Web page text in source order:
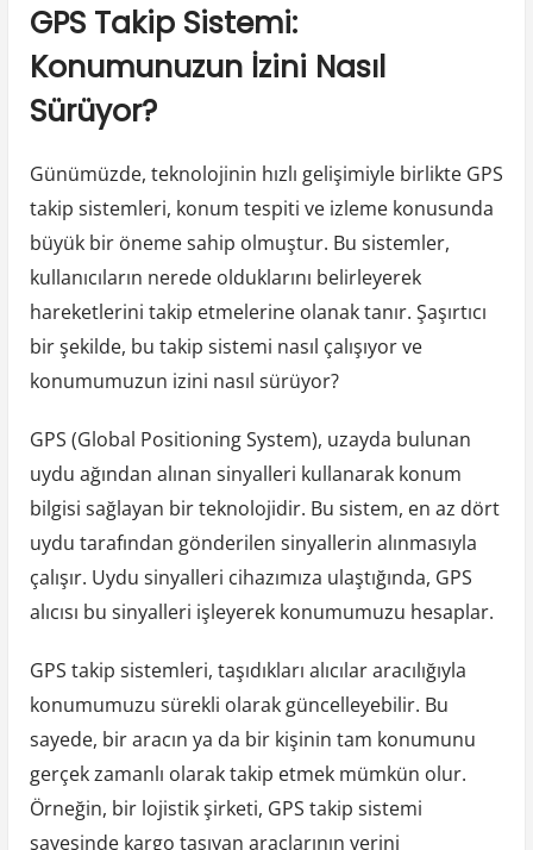
GPS Takip Sistemi:
Konumunuzun İzini Nasıl
Sürüyor?
Günümüzde, teknolojinin hızlı gelişimiyle birlikte GPS
takip sistemleri, konum tespiti ve izleme konusunda
büyük bir öneme sahip olmuştur. Bu sistemler,
kullanıcıların nerede olduklarını belirleyerek
hareketlerini takip etmelerine olanak tanır. Şaşırtıcı
bir şekilde, bu takip sistemi nasıl çalışıyor ve
konumumuzun izini nasıl sürüyor?
GPS (Global Positioning System), uzayda bulunan
uydu ağından alınan sinyalleri kullanarak konum
bilgisi sağlayan bir teknolojidir. Bu sistem, en az dört
uydu tarafından gönderilen sinyallerin alınmasıyla
çalışır. Uydu sinyalleri cihazımıza ulaştığında, GPS
alıcısı bu sinyalleri işleyerek konumumuzu hesaplar.
GPS takip sistemleri, taşıdıkları alıcılar aracılığıyla
konumumuzu sürekli olarak güncelleyebilir. Bu
sayede, bir aracın ya da bir kişinin tam konumunu
gerçek zamanlı olarak takip etmek mümkün olur.
Örneğin, bir lojistik şirketi, GPS takip sistemi
sayesinde kargo taşıyan araçlarının yerini